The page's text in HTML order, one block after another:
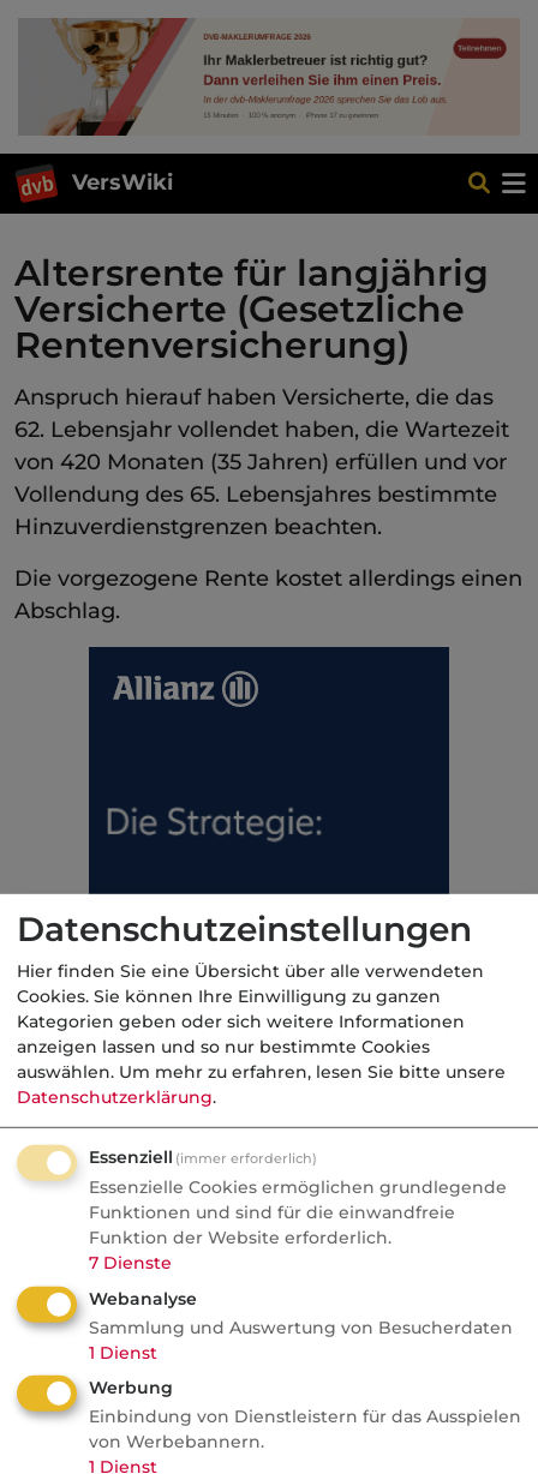
VersWiki
Altersrente für langjährig
Versicherte (Gesetzliche
Rentenversicherung)
Anspruch hierauf haben Versicherte, die das
62. Lebensjahr vollendet haben, die Wartezeit
von 420 Monaten (35 Jahren) erfüllen und vor
Vollendung des 65. Lebensjahres bestimmte
Hinzuverdienstgrenzen beachten.
Die vorgezogene Rente kostet allerdings einen
Abschlag.
Weiterführende Links
Datenschutzeinstellungen
Hier finden Sie eine Übersicht über alle verwendeten
Cookies. Sie können Ihre Einwilligung zu ganzen
Kategorien geben oder sich weitere Informationen
anzeigen lassen und so nur bestimmte Cookies
auswählen. Um mehr zu erfahren, lesen Sie bitte unsere
Datenschutzerklärung.
Essenziell (immer erforderlich)
Essenzielle Cookies ermöglichen grundlegende
Funktionen und sind für die einwandfreie
Funktion der Website erforderlich.
7 Dienste
Webanalyse
Sammlung und Auswertung von Besucherdaten
1 Dienst
Werbung
Einbindung von Dienstleistern für das Ausspielen
von Werbebannern.
1 Dienst